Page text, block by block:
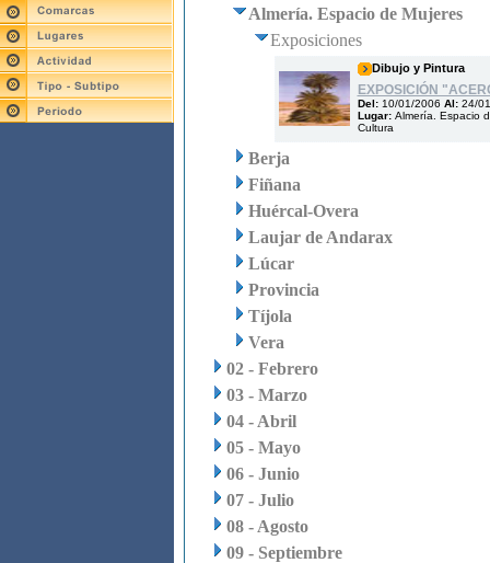
Almería. Espacio de Mujeres
Exposiciones
Dibujo y Pintura
EXPOSICIÓN
Del: 10/01/2006 Al: 24/
Lugar: Almería. Espacio
Cultura
Berja
Fiñana
Huércal-Overa
Laujar de Andarax
Lúcar
Provincia
Tíjola
Vera
02 - Febrero
03 - Marzo
04 - Abril
05 - Mayo
06 - Junio
07 - Julio
08 - Agosto
09 - Septiembre